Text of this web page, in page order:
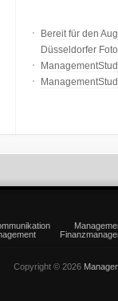
Bereit für den
Düsseldorfer
Copyright © 2026